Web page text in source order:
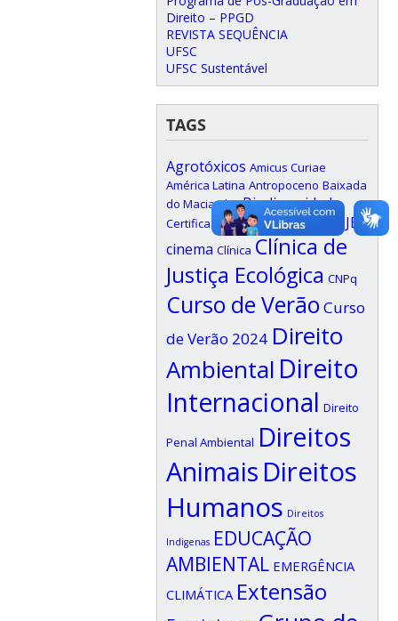
Direito – PPGD
REVISTA SEQUÊNCIA
UFSC
UFSC Sustentável
TAGS
Agrotóxicos Amicus Curiae
América Latina Antropoceno Baixada
do Maciambu Biodiversidade
Certificados Ciclo de debates JE
cinema Clínica Clínica de
Justiça Ecológica CNPq
Curso de Verão Curso
de Verão 2024 Direito
Ambiental Direito
Internacional Direito
Penal Ambiental Direitos
Animais Direitos
Humanos Direitos
Indigenas EDUCAÇÃO
AMBIENTAL EMERGÊNCIA
CLIMÁTICA Extensão